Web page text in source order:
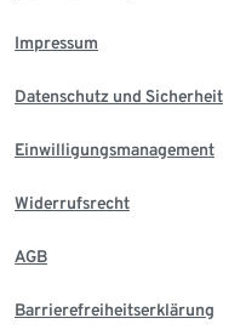
Impressum
Datenschutz und Sicherheit
Einwilligungsmanagement
Widerrufsrecht
AGB
Barrierefreiheitserklärung